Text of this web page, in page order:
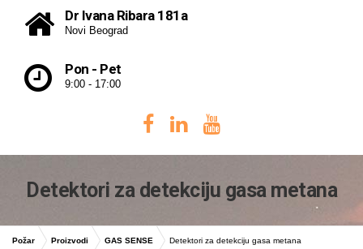
Dr Ivana Ribara 181a
Novi Beograd
Pon - Pet
9:00 - 17:00
Detektori za detekciju gasa metana
Požar Proizvodi GAS SENSE Detektori za detekciju gasa metana